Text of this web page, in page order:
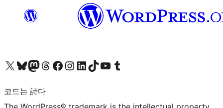
X(이전 트위터) 계정 방문하기블루스카이 계정 방문하기마스토돈 계정 방문하기스레드 계정 방문하기 페이스북 페이지 방문하기인스타그램 계정 방문하기 LinkedIn 계정 방문하기틱톡 계정 방문하기유튜브 채널 방문하기 텀블러 계정 방문하기
코드는 詩다